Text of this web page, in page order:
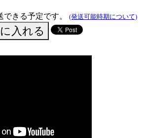
できる予定です。 (発送可能時期について)